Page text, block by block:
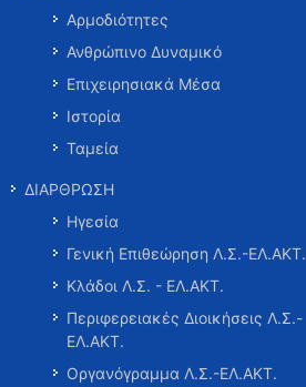
Αρμοδιότητες
Ανθρώπινο Δυναμικό
Επιχειρησιακά Μέσα
Ιστορία
Ταμεία
ΔΙΑΡΘΡΩΣΗ
Ηγεσία
Γενική Επιθεώρηση Λ.Σ.-ΕΛ.ΑΚΤ.
Κλάδοι Λ.Σ. - ΕΛ.ΑΚΤ.
Περιφερειακές Διοικήσεις Λ.Σ.-
ΕΛ.ΑΚΤ.
Οργανόγραμμα Λ.Σ.-ΕΛ.ΑΚΤ.